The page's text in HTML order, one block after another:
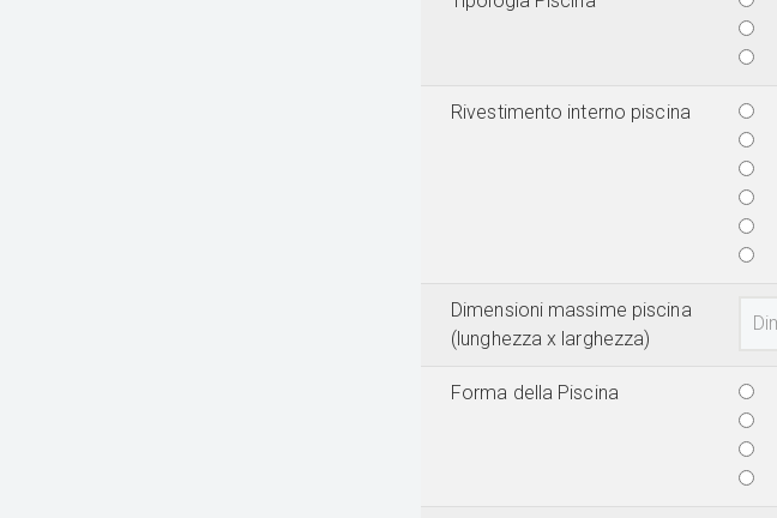
Rivestimento interno piscina
Dimensioni massime piscina
(lunghezza x larghezza)
Forma della Piscina